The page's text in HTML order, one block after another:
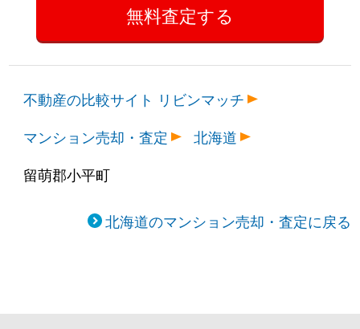
不動産の比較サイト リビンマッチ
マンション売却・査定
北海道
留萌郡小平町
北海道のマンション売却・査定に戻る